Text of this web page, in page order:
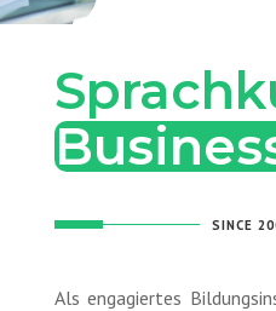
SINCE
Als engagiertes